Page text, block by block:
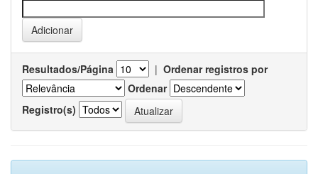
Resultados/Página | Ordenar registros por
Ordenar
Registro(s)